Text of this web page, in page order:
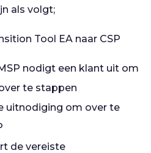
als volgt;
Tool EA naar CSP
nodigt een klant uit om
te stappen
uitnodiging om over te
de vereiste